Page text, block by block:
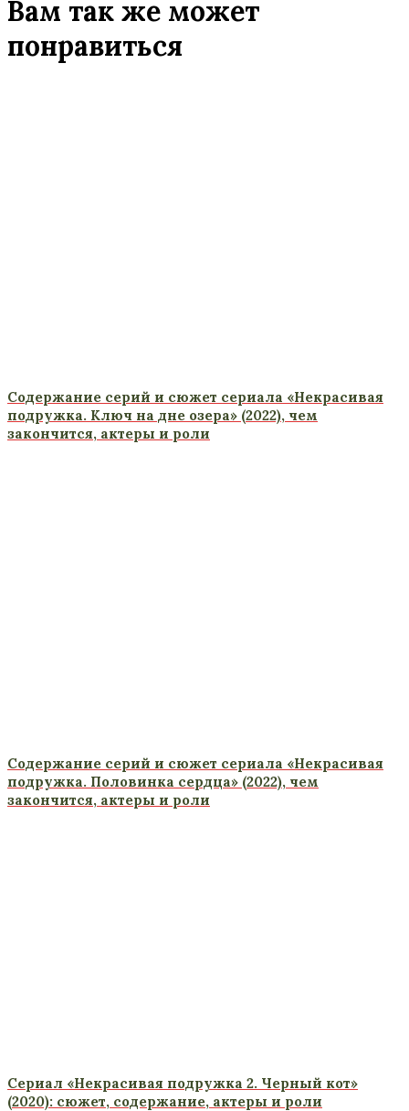
Вам так же может
понравиться
Содержание серий и сюжет сериала «Некрасивая
подружка. Ключ на дне озера» (2022), чем
закончится, актеры и роли
Содержание серий и сюжет сериала «Некрасивая
подружка. Половинка сердца» (2022), чем
закончится, актеры и роли
Сериал «Некрасивая подружка 2. Черный кот»
(2020): сюжет, содержание, актеры и роли